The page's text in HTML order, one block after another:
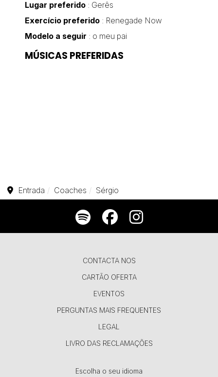
Lugar preferido: Gerês
Exercício preferido: Renegade Now
Modelo a seguir : o meu pai
MÚSICAS PREFERIDAS
Entrada Coaches Sérgio
CONTACTA NOS
CARTÃO OFERTA
EVENTOS
PERGUNTAS MAIS FREQUENTES
LEGAL
LIVRO DAS RECLAMAÇÕES
Escolha o seu idioma